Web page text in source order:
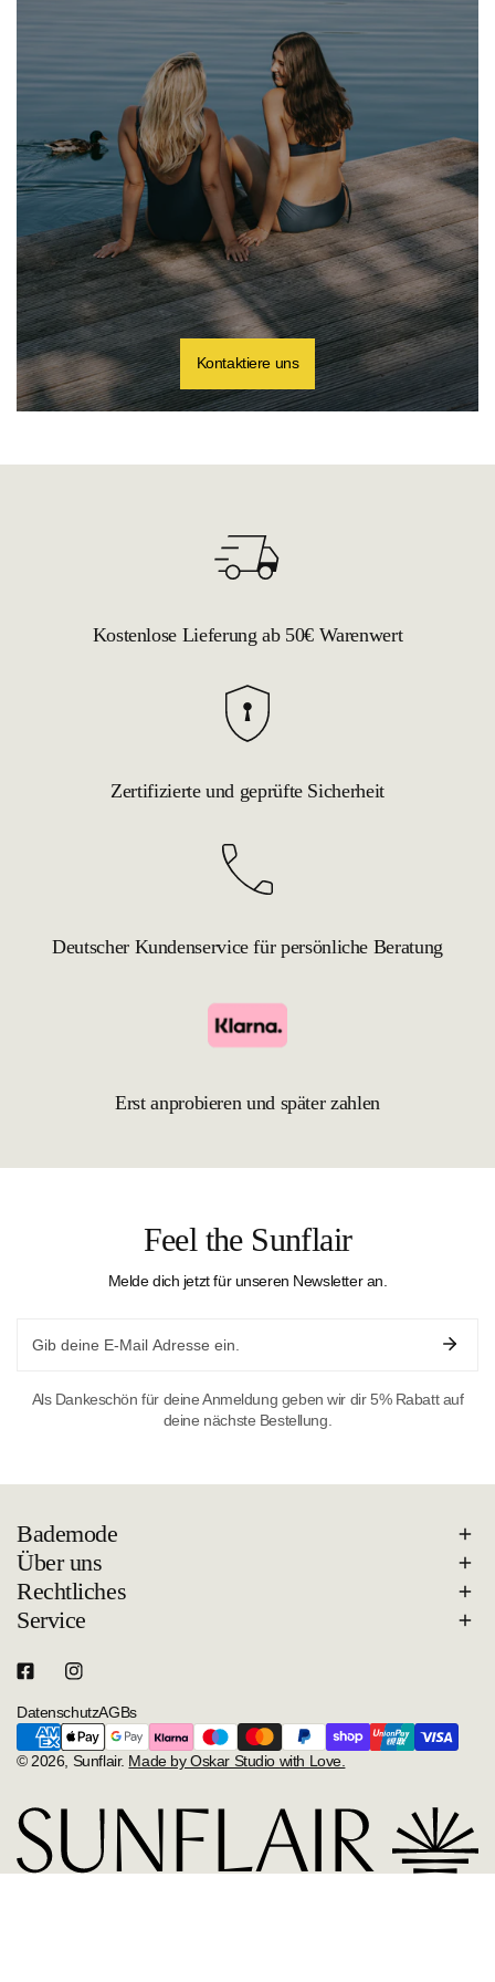
Kontaktiere uns
Kostenlose Lieferung ab 50€ Warenwert
Zertifizierte und geprüfte Sicherheit
Deutscher Kundenservice für persönliche Beratung
Erst anprobieren und später zahlen
Feel the Sunflair
Melde dich jetzt für unseren Newsletter an.
Als Dankeschön für deine Anmeldung geben wir dir 5% Rabatt auf
deine nächste Bestellung.
Bademode
Über uns
Rechtliches
Service
© 2026, Sunflair. Made by Oskar Studio with Love.
DatenschutzAGBs
Zahlungsarten